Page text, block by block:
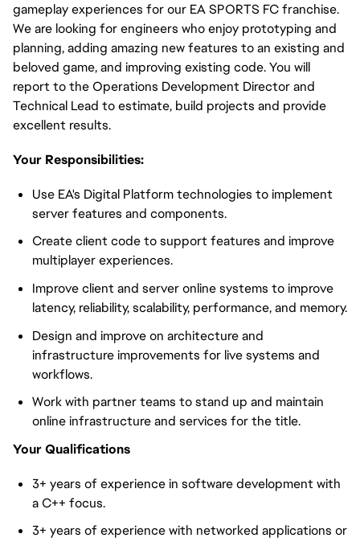
gameplay experiences for our EA SPORTS FC franchise.
We are looking for engineers who enjoy prototyping and
planning, adding amazing new features to an existing and
beloved game, and improving existing code. You will
report to the Operations Development Director and
Technical Lead to estimate, build projects and provide
excellent results.
Your Responsibilities:
Use EA's Digital Platform technologies to implement
server features and components.
Create client code to support features and improve
multiplayer experiences.
Improve client and server online systems to improve
latency, reliability, scalability, performance, and memory.
Design and improve on architecture and
infrastructure improvements for live systems and
workflows.
Work with partner teams to stand up and maintain
online infrastructure and services for the title.
Your Qualifications
3+ years of experience in software development with
a C++ focus.
3+ years of experience with networked applications or